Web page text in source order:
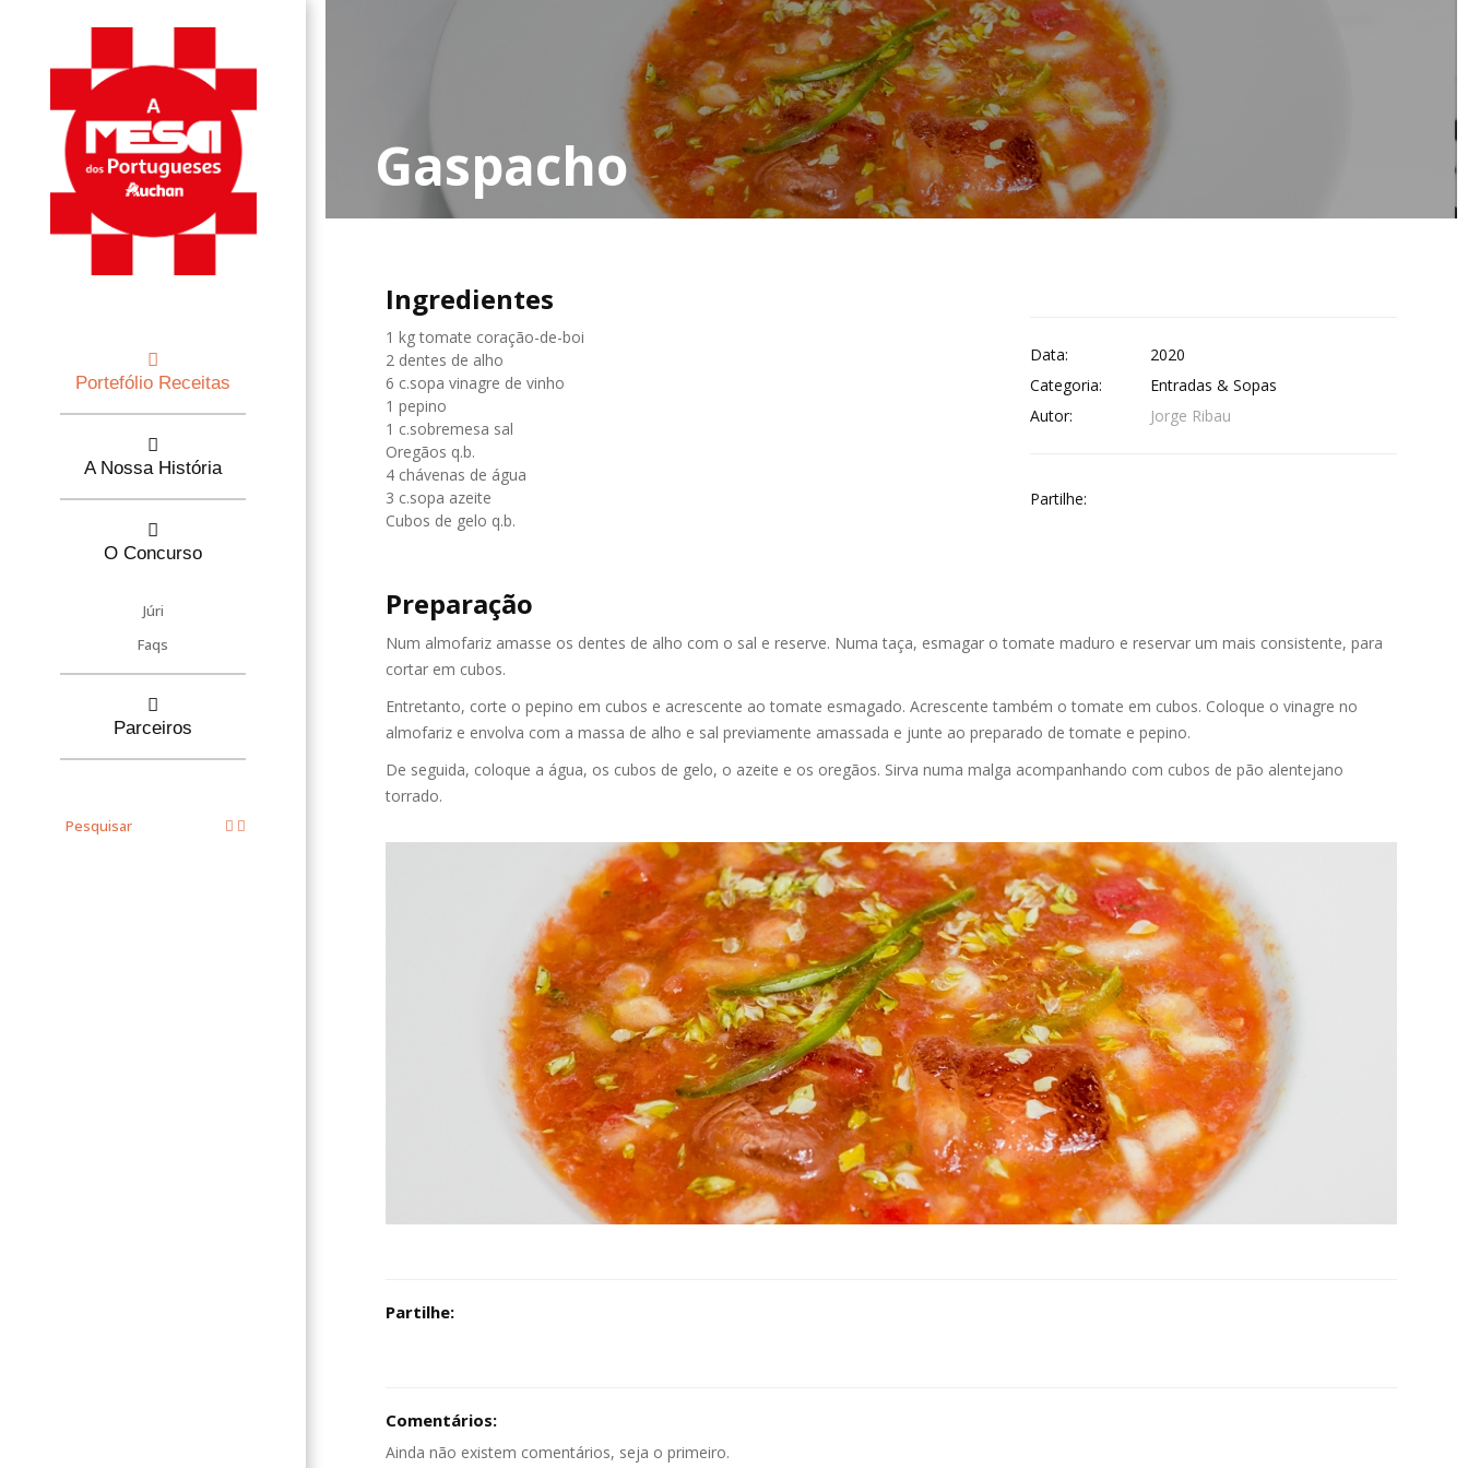
Portefólio Receitas
A Nossa História
O Concurso
Júri
Faqs
Parceiros
Pesquisar
Gaspacho
Ingredientes
1 kg tomate coração-de-boi
2 dentes de alho
6 c.sopa vinagre de vinho
1 pepino
1 c.sobremesa sal
Oregãos q.b.
4 chávenas de água
3 c.sopa azeite
Cubos de gelo q.b.
Data:
2020
Categoria:
Entradas & Sopas
Autor:
Jorge Ribau
Partilhe:
Preparação
Num almofariz amasse os dentes de alho com o sal e reserve. Numa taça, esmagar o tomate maduro e reservar um mais consistente, para
cortar em cubos.
Entretanto, corte o pepino em cubos e acrescente ao tomate esmagado. Acrescente também o tomate em cubos. Coloque o vinagre no
almofariz e envolva com a massa de alho e sal previamente amassada e junte ao preparado de tomate e pepino.
De seguida, coloque a água, os cubos de gelo, o azeite e os oregãos. Sirva numa malga acompanhando com cubos de pão alentejano
torrado.
Partilhe:
Comentários:
Ainda não existem comentários, seja o primeiro.